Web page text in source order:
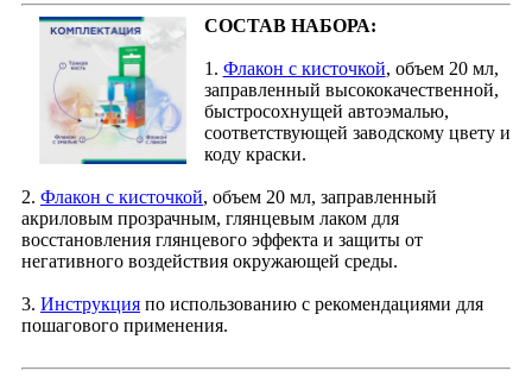
СОСТАВ НАБОРА:
1. Флакон с кисточкой, объем 20 мл,
заправленный высококачественной,
быстросохнущей автоэмалью,
соответствующей заводскому цвету и
коду краски.
2. Флакон с кисточкой, объем 20 мл, заправленный
акриловым прозрачным, глянцевым лаком для
восстановления глянцевого эффекта и защиты от
негативного воздействия окружающей среды.
3. Инструкция по использованию с рекомендациями для
пошагового применения.